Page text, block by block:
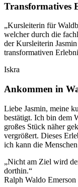
Transformatives
„Kursleiterin für
welcher durch die
der Kursleiterin
transformativen
Iskra
Ankommen in
Liebe Jasmin, meine
bestätigt. Ich bin dem
großes Stück näher
vergrößert. Dieses
ich kann die
„Nicht am Ziel wird
dorthin.“
Ralph Waldo Emerson